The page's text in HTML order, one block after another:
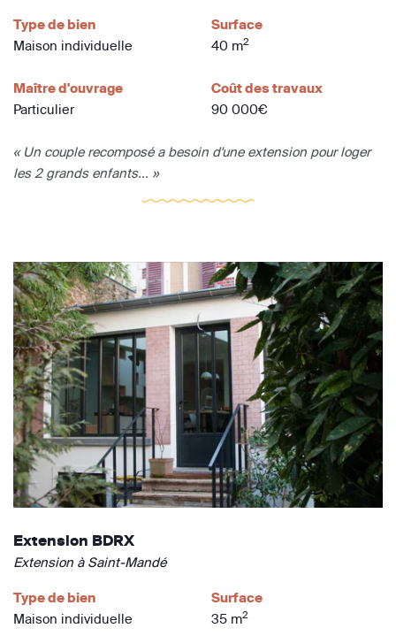
Type de bien
Maison individuelle
Surface
40 m2
Maître d'ouvrage
Particulier
Coût des travaux
90 000€
« Un couple recomposé a besoin d'une extension pour loger
les 2 grands enfants... »
Extension BDRX
Extension à Saint-Mandé
Type de bien
Maison individuelle
Surface
35 m2